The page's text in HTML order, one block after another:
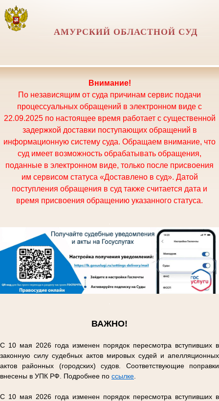
АМУРСКИЙ ОБЛАСТНОЙ СУД
Внимание!
По независящим от суда причинам сервис подачи
процессуальных обращений в электронном виде с
22.09.2025 по настоящее время работает с существенной
задержкой доставки поступающих обращений в
информационную систему суда. Обращаем внимание, что
суд имеет возможность обрабатывать обращения,
поданные в электронном виде, только после присвоения
им сервисом статуса «Доставлено в суд». Датой
поступления обращения в суд также считается дата и
время присвоения обращению указанного статуса.
ВАЖНО!
С 10 мая 2026 года изменен порядок пересмотра вступивших в
законную силу судебных актов мировых судей и апелляционных
актов районных (городских) судов. Соответствующие поправки
внесены в УПК РФ. Подробнее по ссылке
С 10 мая 2026 года изменен порядок пересмотра вступивших в